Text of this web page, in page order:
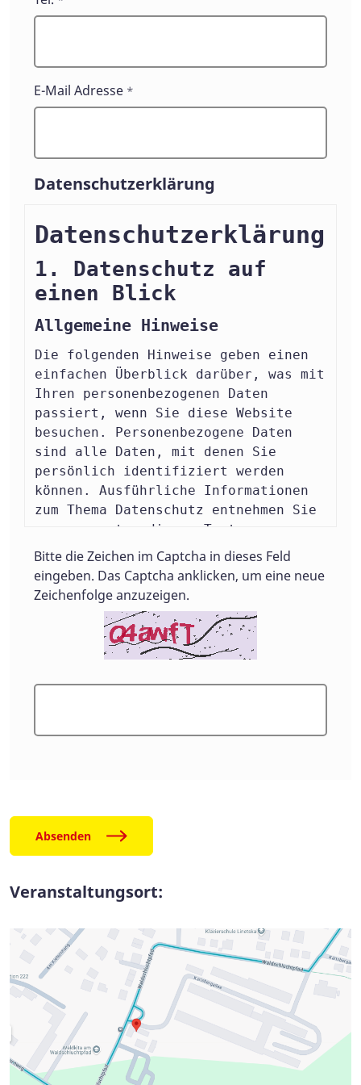
E-Mail Adresse *
Datenschutzerklärung
Datenschutz­erklärung
1. Datenschutz auf
einen Blick
Allgemeine Hinweise
Die folgenden Hinweise geben einen
einfachen Überblick darüber, was mit
Ihren personenbezogenen Daten
passiert, wenn Sie diese Website
besuchen. Personenbezogene Daten
sind alle Daten, mit denen Sie
persönlich identifiziert werden
können. Ausführliche Informationen
zum Thema Datenschutz entnehmen Sie
unserer unter diesem Text
aufgeführten Datenschutzerklärung.
Datenerfassung auf dieser
Website
Wer ist verantwortlich für die Datenerfassung
auf dieser Website?
Die Datenverarbeitung auf dieser
Websitebetreiber. Dessen
Wie erfassen wir Ihre Daten?
erhoben, dass Sie uns diese
z. B. um Daten handeln, die Sie in
ein Kontaktformular eingeben.
Andere Daten werden automatisch oder
nach Ihrer Einwilligung beim Besuch
der Website durch unsere IT-Systeme
erfasst. Das sind vor allem
technische Daten (z. B.
Internetbrowser, Betriebssystem oder
Bitte die Zeichen im Captcha in dieses Feld
eingeben. Das Captcha anklicken, um eine neue
Zeichenfolge anzuzeigen.
Absenden
Veranstaltungsort: